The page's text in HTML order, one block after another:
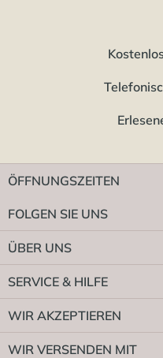
ÖFFNUNGSZEITEN
FOLGEN SIE UNS
ÜBER UNS
SERVICE & HILFE
WIR AKZEPTIEREN
WIR VERSENDEN MIT